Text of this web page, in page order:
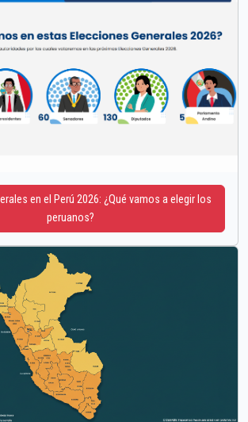
en el Perú 2026: ¿Qué vamos a elegir los
peruanos?